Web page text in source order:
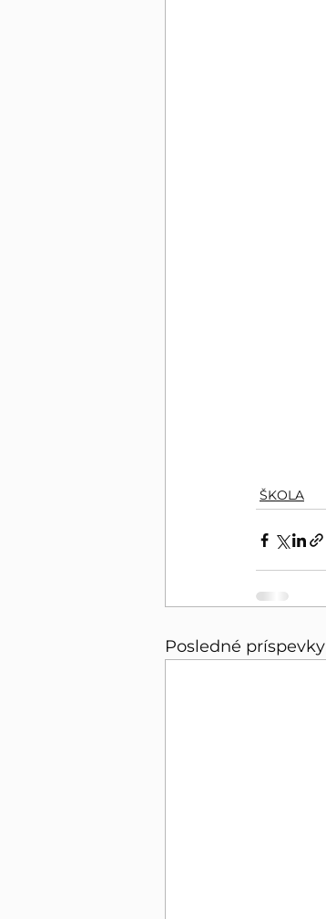
ŠKOLA
Posledné príspevky